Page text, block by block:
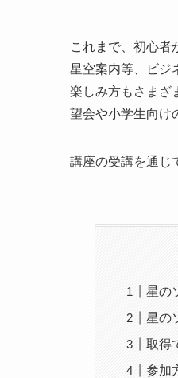
これまで、初心者
星空案内等、ビジ
楽しみ方もさまざ
望会や小学生向け
講座の受講を通じ
星の
星の
取得
参加